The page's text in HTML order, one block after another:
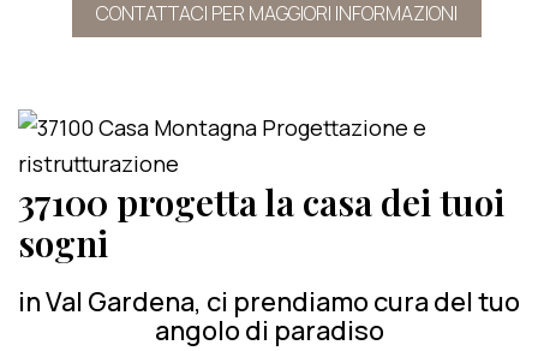
CONTATTACI PER MAGGIORI INFORMAZIONI
37100 progetta la casa dei tuoi
sogni
in Val Gardena, ci prendiamo cura del tuo
angolo di paradiso